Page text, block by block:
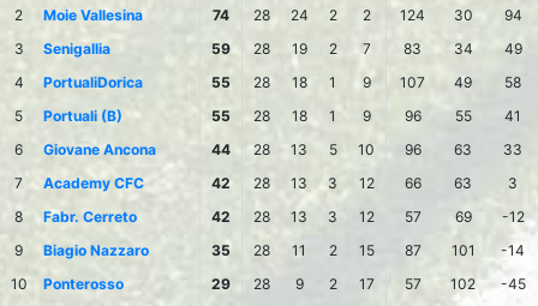
2
Moie Vallesina 74 28 24 2 2 124 30
94
3
Senigallia 59 28 19 2 7 83 34
49
4
PortualiDorica 55 28 18 1 9 107 49
58
5
Portuali (B) 55 28 18 1 9 96 55
41
6
Giovane Ancona 44 28 13 5 10 96 63
33
7
Academy CFC 42 28 13 3 12 66 63
3
8
Fabr. Cerreto 42 28 13 3 12 57 69
-12
9
Biagio Nazzaro 35 28 11 2 15 87 101
-14
10
Ponterosso 29 28 9 2 17 57 102 -45